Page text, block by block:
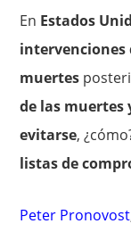
En Estados
intervenciones
muertes
de las muertes
evitarse,
listas de
Peter Pronovost